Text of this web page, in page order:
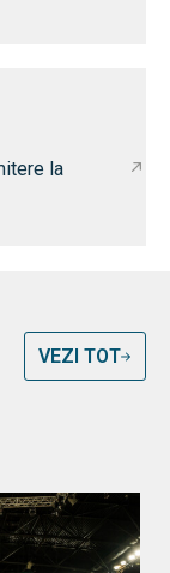
la
VEZI TOT